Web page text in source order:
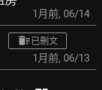
1月前, 06/14
已刪文
1月前, 06/13